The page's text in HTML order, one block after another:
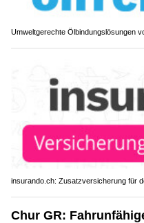
Umweltgerechte Ölbindungslösungen
insurando.ch: Zusatzversicherung für
Chur GR: